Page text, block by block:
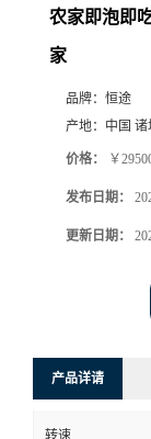
农家即泡即
家
品牌： 恒途
产地： 中国 诸
价格： ￥
发布日期：
更新日期：
产品详请
转速